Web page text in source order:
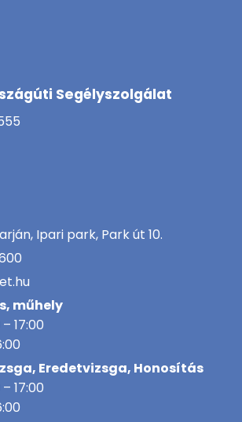
Segélyszolgálat
Ipari park, Park út 10.
műhely
17:00
Eredetvizsga, Honosítás
17:00